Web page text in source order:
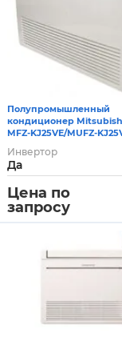
Полупромышленный
кондиционер
MFZ-KJ25VE/MUFZ-
Инвертор
Да
Цена по
запросу